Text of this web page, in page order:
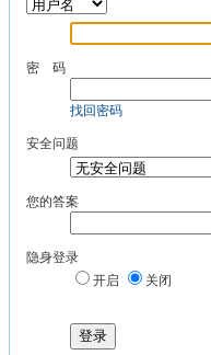
密 码
找回密码
安全问题
您的答案
隐身登录
开启
关闭
登录